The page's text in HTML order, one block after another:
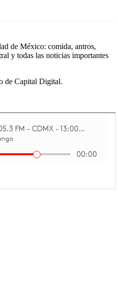
de México: comida, antros,
y todas las noticias importantes
de Capital Digital.